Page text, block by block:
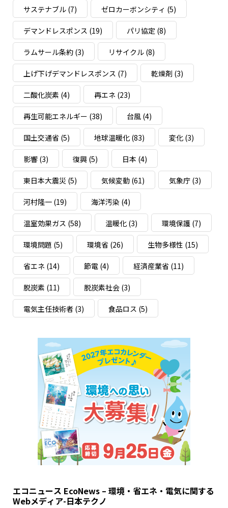
サステナブル(7) ゼロカーボンシティ (5)
デマンドレスポンス (19) パリ協定 (8)
ラムサール条約(3) リサイクル(8)
上げ下げデマンドレスポンス (7) 乾燥剤 (3)
二酸化炭素 (4) 再エネ (23)
再生可能エネルギー (38) 台風(4)
国土交通省(5) 地球温暖化(83) 変化(3)
影響(3) 復興(5) 日本 (4)
東日本大震災 (5) 気候変動(61) 気象庁(3)
河村隆一(19) 海洋汚染 (4)
温室効果ガス (58) 温暖化(3) 環境保護(7)
環境問題 (5) 環境省(26) 生物多様性 (15)
省エネ (14) 節電(4) 経済産業省(11)
脱炭素 (11) 脱炭素社会(3)
電気主任技術者(3) 食品ロス (5)
エコニュース EcoNews – 環境・省エネ・電気に関する
Webメディア-日本テクノ